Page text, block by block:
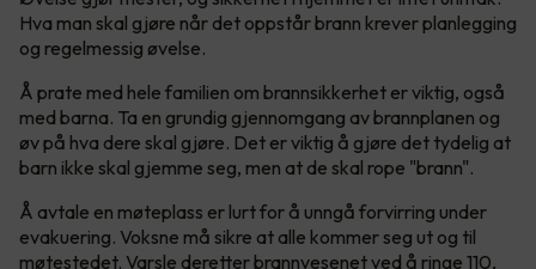
Hva man skal gjøre når det oppstår brann krever planlegging
og regelmessig øvelse.
Å prate med hele familien om brannsikkerhet er viktig, også
med barna. Ta en grundig gjennomgang av brannplanen og
øv på hva dere skal gjøre. Det er viktig å gjøre det tydelig at
barn ikke skal gjemme seg, men at de skal rope "brann".
Å avtale en møteplass er lurt for å unngå forvirring under
evakuering. Voksne må sikre at alle kommer seg ut og til
møtestedet. Varsle deretter brannvesenet ved å ringe 110,